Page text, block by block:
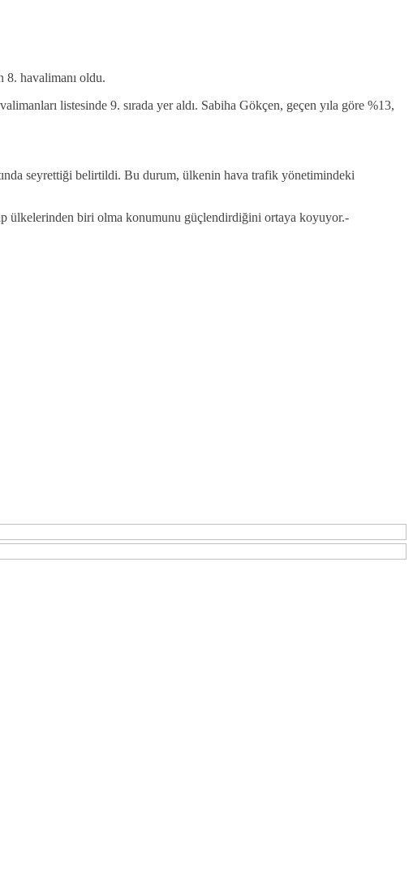
8. havalimanı oldu.
listesinde 9. sırada yer aldı. Sabiha Gökçen, geçen yıla göre %13,
seyrettiği belirtildi. Bu durum, ülkenin hava trafik yönetimindeki
ülkelerinden biri olma konumunu güçlendirdiğini ortaya koyuyor.-